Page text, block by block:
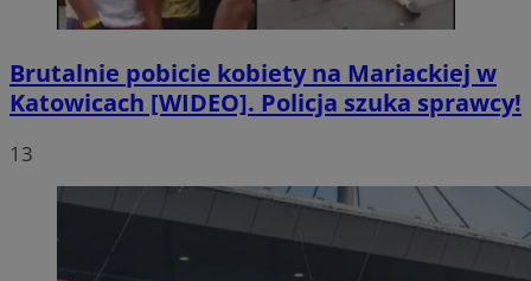
Brutalnie pobicie kobiety na Mariackiej w
Katowicach [WIDEO]. Policja szuka sprawcy!
13